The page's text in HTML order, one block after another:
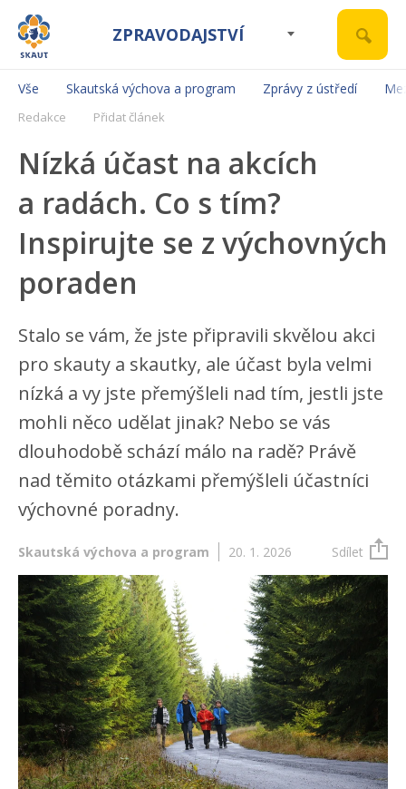
ZPRAVODAJSTVÍ
Vše Skautská výchova a program Zprávy z ústředí
Redakce Přidat článek
Nízká účast na akcích
a radách. Co s tím?
Inspirujte se z výchovných
poraden
Stalo se vám, že jste připravili skvělou akci
pro skauty a skautky, ale účast byla velmi
nízká a vy jste přemýšleli nad tím, jestli jste
mohli něco udělat jinak? Nebo se vás
dlouhodobě schází málo na radě? Právě
nad těmito otázkami přemýšleli účastníci
výchovné poradny.
Skautská výchova a program 20. 1. 2026 Sdílet